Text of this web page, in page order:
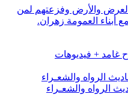
والأرض وفزعتهم لمن
أبناء العمومة زهران.
+ فيديوهات
الرواه والشعـراء